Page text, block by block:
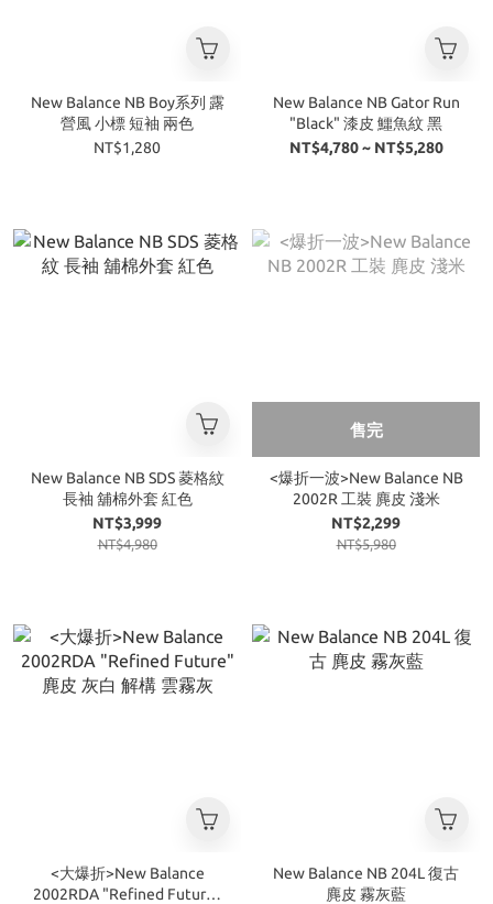
New Balance NB Boy系列 露
營風 小標 短袖 兩色
NT$1,280
New Balance NB Gator Run
"Black" 漆皮 鱷魚紋 黑
NT$4,780 ~ NT$5,280
New Balance NB SDS 菱格紋
長袖 舖棉外套 紅色
NT$3,999
NT$4,980
售完
<爆折一波>New Balance NB
2002R 工裝 麂皮 淺米
NT$2,299
NT$5,980
<大爆折>New Balance
2002RDA "Refined Future"
New Balance NB 204L 復古
麂皮 霧灰藍